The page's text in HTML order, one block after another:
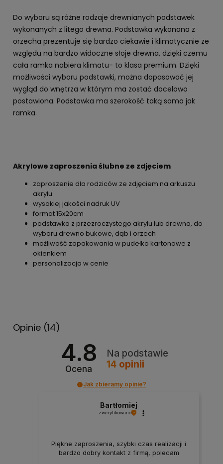
Do wyboru są różne rodzaje drewnianych podstawek
wykonanych z litego drewna. Podstawka wykonana z
orzecha prezentuje się bardzo ciekawie i klimatycznie ze
względu na bardzo widoczne słoje drewna, dzięki czemu
cała ramka nabiera klimatu- to klasa premium. Dzięki
możliwości wyboru podstawki, można dopasować jej
wygląd do wnętrza w którym ma zostać docelowo
postawiona. Podstawka ma szerokość taką sama jak
ramka.
Akrylowe zaproszenia ślubne ze zdjęciem
zaproszenie dla rodziców ze zdjęciem na arkuszu
akrylu
wysokiej jakości nadruk UV
format 15x20cm
podstawka z przezroczystego akrylu lub drewna, do
wyboru drewno bukowe, dąb i orzech
możliwość zapakowania w pudełko kartonowe z
okienkiem
personalizacja w cenie
Opinie (14)
4.8
Ocena
Na podstawie
14opinii
Jak zbieramy opinie?
Bartłomiej
zweryfikowano
Piękne zaproszenia, szybki czas realizacji i
bardzo dobry kontakt z firmą, polecam